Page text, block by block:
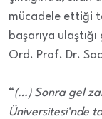
mücadele ettiği
başarıya
Ord. Prof. Dr.
“(…) Sonra gel
Üniversitesi’nde